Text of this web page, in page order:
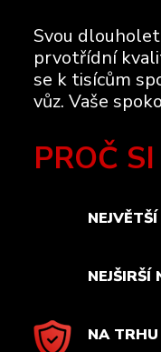
Svou
prvotřídní
se k tisícům
vůz. Vaše
PROČ
NA